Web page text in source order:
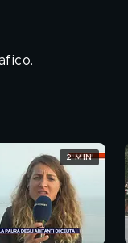
2 MIN